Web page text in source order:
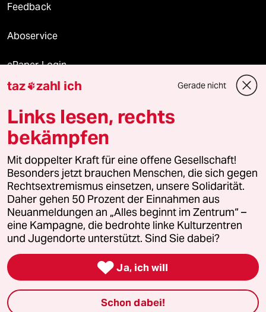
Feedback
Aboservice
ePaper Login
Downloads für Abonnierende
© 2026 taz Verlags und Vertriebs GmbH
Alle Rechte vorbehalten. Bei rechtlichen Fragen oder für Genehmigungen
wenden Sie sich bitte an
lizenzen@taz.de
Feedback Redaktionsstatut Kommune-Richtlinien
Leitlinie Informant Datenschutz Impressum AGB
Seitenwende Einwilligungen widerrufen (Ads)
taz zahl ich Gerade nicht
Links lesen, rechts
bekämpfen
Mit doppelter Kraft für eine offene Gesellschaft!
Besonders jetzt brauchen Menschen, die sich gegen
Rechtsextremismus einsetzen, unsere Solidarität.
Daher gehen 50 Prozent der Einnahmen aus
Neuanmeldungen an „Alles beginnt im Zentrum“ –
eine Kampagne, die bedrohte linke Kulturzentren
und Jugendorte unterstützt. Sind Sie dabei?
 Ja, ich will
Schon dabei!